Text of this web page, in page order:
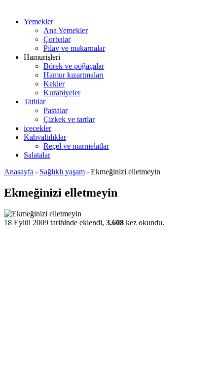
Yemekler
Ana Yemekler
Çorbalar
Pilav ve makarnalar
Hamurişleri
Börek ve poğaçalar
Hamur kızartmaları
Kekler
Kurabiyeler
Tatlılar
Pastalar
Çizkek ve tartlar
içecekler
Kahvaltılıklar
Reçel ve marmelatlar
Salatalar
Anasayfa > Sağlıklı yaşam > Ekmeğinizi elletmeyin
Ekmeğinizi elletmeyin
18 Eylül 2009 tarihinde eklendi, 3.608 kez okundu.